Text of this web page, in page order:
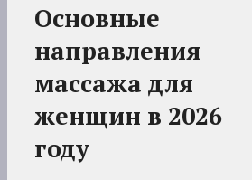
Основные
направления
массажа для
женщин в 2026
году